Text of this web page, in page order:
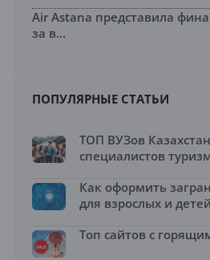
Air Astana представила
за в...
ПОПУЛЯРНЫЕ СТАТЬИ
ТОП ВУЗов
специалистов
Как оформить
для взрослых и детей
Топ сайтов с